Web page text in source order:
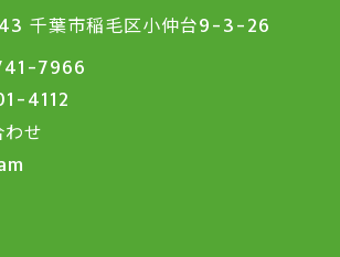
千葉市稲毛区小仲台9-3-26
7966
4112
わせ